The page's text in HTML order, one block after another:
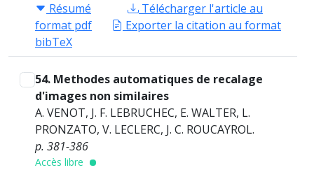
Résumé
Télécharger l'article au
format pdf
Exporter la citation au format
bibTeX
54. Methodes automatiques de recalage
d'images non similaires
A. VENOT, J. F. LEBRUCHEC, E. WALTER, L.
PRONZATO, V. LECLERC, J. C. ROUCAYROL.
p. 381-386
Accès libre